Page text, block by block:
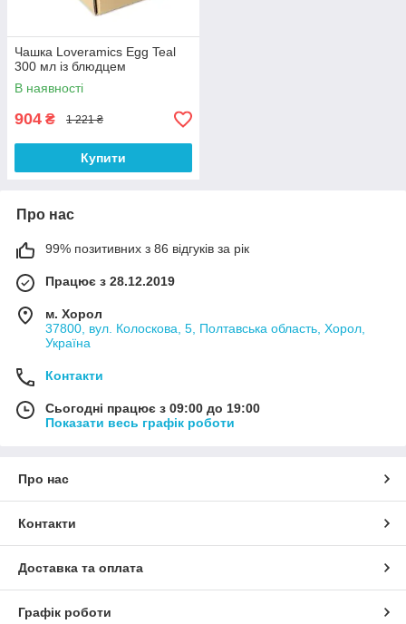
Чашка Loveramics Egg Teal
300 мл із блюдцем
В наявності
904 ₴ 1 221 ₴
Купити
Про нас
99% позитивних з 86 відгуків за рік
Працює з 28.12.2019
м. Хорол
37800, вул. Колоскова, 5, Полтавська область, Хорол,
Україна
Контакти
Сьогодні працює з 09:00 до 19:00
Показати весь графік роботи
Про нас
Контакти
Доставка та оплата
Графік роботи